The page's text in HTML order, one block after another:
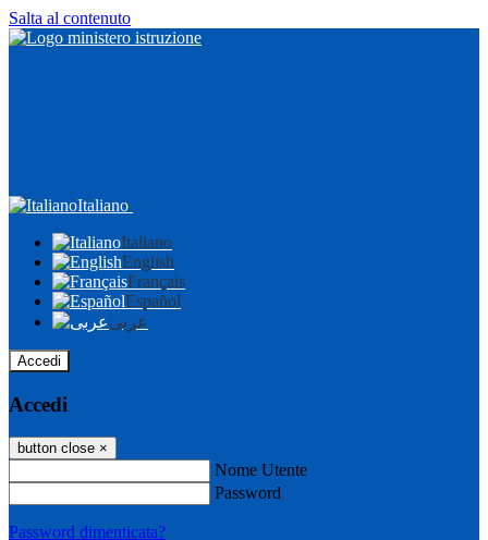
Salta al contenuto
Italiano
Italiano
English
Français
Español
عربى
Accedi
Accedi
button close ×
Nome Utente
Password
Password dimenticata?